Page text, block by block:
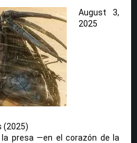
August 3,
2025
(2025)
presa —en el corazón de la